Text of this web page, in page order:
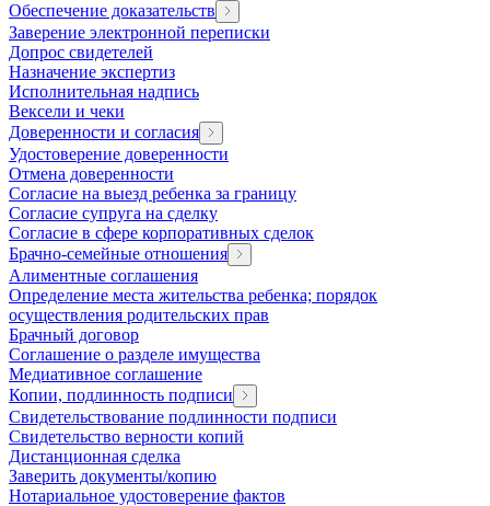
Обеспечение доказательств
Заверение электронной переписки
Допрос свидетелей
Назначение экспертиз
Исполнительная надпись
Вексели и чеки
Доверенности и согласия
Удостоверение доверенности
Отмена доверенности
Согласие на выезд ребенка за границу
Согласие супруга на сделку
Согласие в сфере корпоративных сделок
Брачно-семейные отношения
Алиментные соглашения
Определение места жительства ребенка; порядок
осуществления родительских прав
Брачный договор
Соглашение о разделе имущества
Медиативное соглашение
Копии, подлинность подписи
Свидетельствование подлинности подписи
Свидетельство верности копий
Дистанционная сделка
Заверить документы/копию
Нотариальное удостоверение фактов